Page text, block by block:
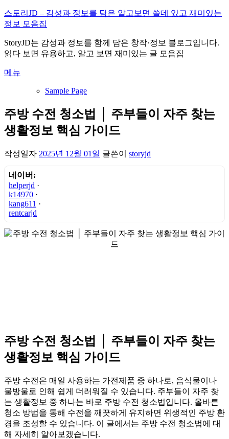
내
용
로
바
가
스토리JD – 감성과 정보를 담은 알고보면 쓸데 있고 재미있는
정보 모음집
StoryJD는 감성과 정보를 함께 담은 창작·정보 블로그입니다.
읽다 보면 유용하고, 알고 보면 재미있는 글 모음집
메뉴
Sample Page
주방 수전 청소법 │ 주부들이 자주 찾는
생활정보 핵심 가이드
작성일자 2025년 12월 01일 글쓴이 storyjd
네이버:
helperjd ·
k14970 ·
kang611 ·
rentcarjd
주방 수전 청소법 │ 주부들이 자주 찾는
생활정보 핵심 가이드
주방 수전은 매일 사용하는 가전제품 중 하나로, 음식물이나
물방울로 인해 쉽게 더러워질 수 있습니다. 주부들이 자주 찾
는 생활정보 중 하나는 바로 주방 수전 청소법입니다. 올바른
청소 방법을 통해 수전을 깨끗하게 유지하면 위생적인 주방 환
경을 조성할 수 있습니다. 이 글에서는 주방 수전 청소법에 대
해 자세히 알아보겠습니다.